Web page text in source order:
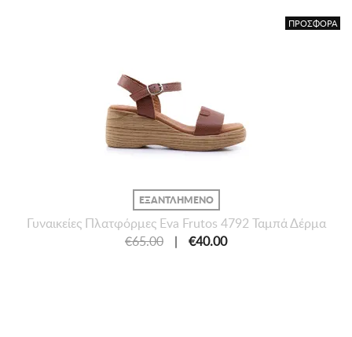
ΠΡΟΣΦΟΡΑ
ΕΞΑΝΤΛΗΜΕΝΟ
Γυναικείες Πλατφόρμες Eva Frutos 4792 Ταμπά Δέρμα
€65.00
| €40.00